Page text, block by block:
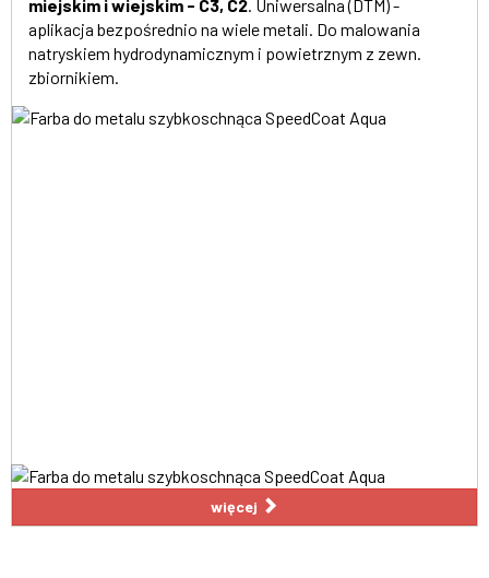
miejskim i wiejskim - C3, C2 . Uniwersalna (DTM) -
aplikacja bezpośrednio na wiele metali. Do malowania
natryskiem hydrodynamicznym i powietrznym z zewn.
zbiornikiem.
więcej